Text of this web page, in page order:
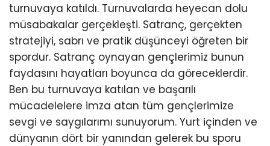
turnuvaya katıldı. Turnuvalarda heyecan dolu
müsabakalar gerçekleşti. Satranç, gerçekten
stratejiyi, sabrı ve pratik düşünceyi öğreten bir
spordur. Satranç oynayan gençlerimiz bunun
faydasını hayatları boyunca da göreceklerdir.
Ben bu turnuvaya katılan ve başarılı
mücadelelere imza atan tüm gençlerimize
sevgi ve saygılarımı sunuyorum. Yurt içinden ve
dünyanın dört bir yanından gelerek bu sporu